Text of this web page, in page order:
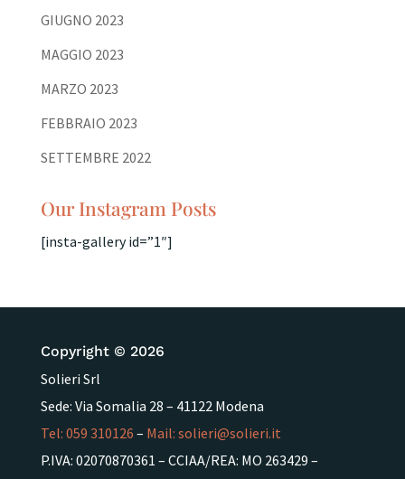
GIUGNO 2023
MAGGIO 2023
MARZO 2023
FEBBRAIO 2023
SETTEMBRE 2022
Our Instagram Posts
[insta-gallery id=”1″]
Copyright © 2026
Solieri Srl
Sede: Via Somalia 28 – 41122 Modena
Tel: 059 310126 – Mail: solieri@solieri.it
P.IVA: 02070870361 – CCIAA/REA: MO 263429 –